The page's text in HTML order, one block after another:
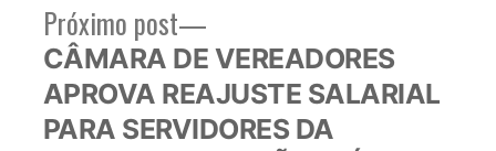
Navegação
de
Post
Próximo post
Próximo
post:
CÂMARA DE VEREADORES
APROVA REAJUSTE SALARIAL
PARA SERVIDORES DA